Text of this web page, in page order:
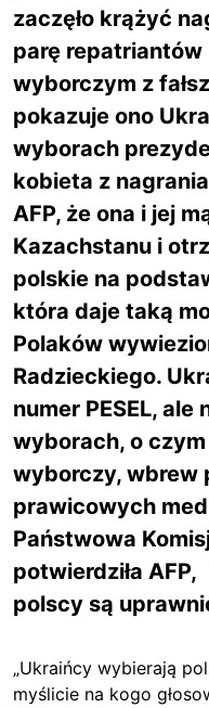
zaczęło krążyć
parę repatriantów
wyborczym z
pokazuje ono
wyborach
kobieta z
AFP, że ona i jej
Kazachstanu i
polskie na
która daje taką
Polaków
Radzieckiego.
numer PESEL, ale
wyborach, o
wyborczy, wbrew
prawicowych
Państwowa
potwierdziła
polscy są
„Ukraińcy wybierają
myślicie na kogo